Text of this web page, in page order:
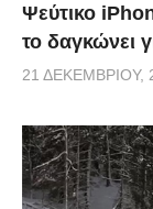
Ψεύτικο
το δαγκώνει
21 ΔΕΚΕΜΒΡΊΟΥ,